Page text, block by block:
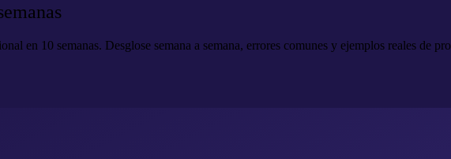
en 10 semanas. Desglose semana a semana, errores comunes y ejemplos reales de